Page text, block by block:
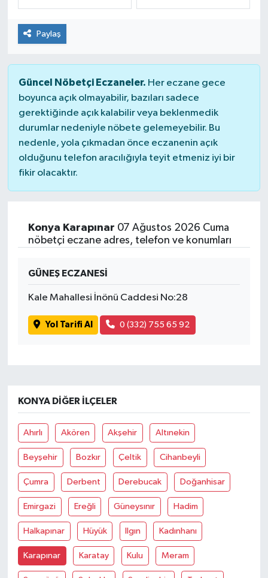
Paylaş
Güncel Nöbetçi Eczaneler. Her eczane gece
boyunca açık olmayabilir, bazıları sadece
gerektiğinde açık kalabilir veya beklenmedik
durumlar nedeniyle nöbete gelemeyebilir. Bu
nedenle, yola çıkmadan önce eczanenin açık
olduğunu telefon aracılığıyla teyit etmeniz iyi bir
fikir olacaktır.
Konya Karapınar 07 Ağustos 2026 Cuma
nöbetçi eczane adres, telefon ve konumları
GÜNEŞ ECZANESİ
Kale Mahallesi İnönü Caddesi No:28
Yol Tarifi Al 0 (332) 755 65 92
KONYA DIĞER İLÇELER
Ahırlı Akören Akşehir Altınekin
Beyşehir Bozkır Çeltik Cihanbeyli
Çumra Derbent Derebucak Doğanhisar
Emirgazi Ereğli Güneysınır Hadim
Halkapınar Hüyük Ilgın Kadınhanı
Karapınar Karatay Kulu Meram
Bilim veTeknoloji
Eğitim
SEKTÖR
Magazin
Günün Haberleri
Yazarlarımız
Tüm Makaleler
Tüm Haberler